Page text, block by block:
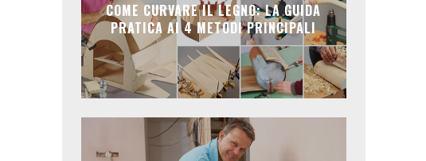
COME CURVARE IL LEGNO: LA GUIDA
PRATICA AI 4 METODI PRINCIPALI